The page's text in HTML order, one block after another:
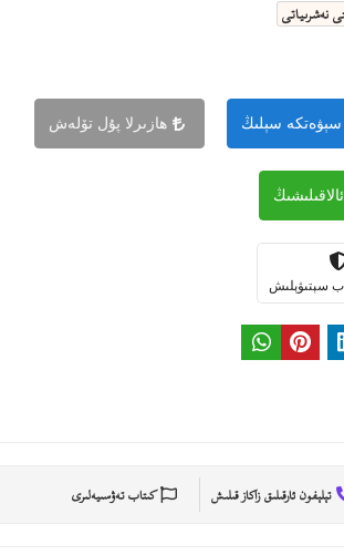
نەشرىياتى
سېۋەتكە سېلىڭ ھازىرلا پۇل تۆلەش
سېتىۋېلىش
تېلېفون ئارقىلىق زاكاز قىلىش كىتاب تەۋسىيەلىرى